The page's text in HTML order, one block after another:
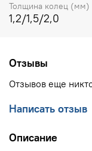
Толщина колец (мм)
1,2/1,5/2,0
Отзывы
Отзывов еще
Написать отзыв
Описание